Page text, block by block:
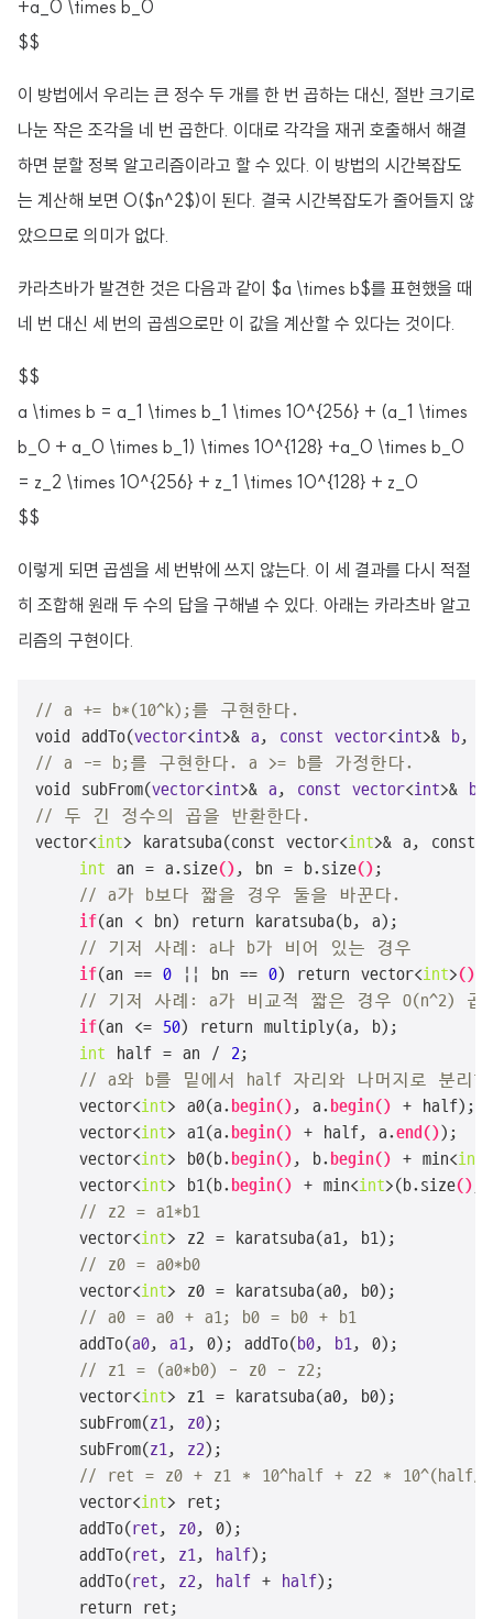
+a_0 \times b_0
$$
이 방법에서 우리는 큰 정수 두 개를 한 번 곱하는 대신, 절반 크기로
나눈 작은 조각을 네 번 곱한다. 이대로 각각을 재귀 호출해서 해결
하면 분할 정복 알고리즘이라고 할 수 있다. 이 방법의 시간복잡도
는 계산해 보면 O($n^2$)이 된다. 결국 시간복잡도가 줄어들지 않
았으므로 의미가 없다.
카라츠바가 발견한 것은 다음과 같이 $a \times b$를 표현했을 때
네 번 대신 세 번의 곱셈으로만 이 값을 계산할 수 있다는 것이다.
$$
a \times b = a_1 \times b_1 \times 10^{256} + (a_1 \times
b_0 + a_0 \times b_1) \times 10^{128} +a_0 \times b_0
= z_2 \times 10^{256} + z_1 \times 10^{128} + z_0
$$
이렇게 되면 곱셈을 세 번밖에 쓰지 않는다. 이 세 결과를 다시 적절
히 조합해 원래 두 수의 답을 구해낼 수 있다. 아래는 카라츠바 알고
리즘의 구현이다.
// a += b*(10^k);를 구현한다.
void addTo(vector<int>& a , const vector<int>& b,
// a -= b;를 구현한다. a >= b를 가정한다.
void subFrom(vector<int>& a , const vector<int>& b
// 두 긴 정수의 곱을 반환한다.
vector<int> karatsuba(const vector<int>& a, const
int an = a.size() , bn = b.size() ;
// a가 b보다 짧을 경우 둘을 바꾼다.
if(an < bn) return karatsuba(b, a);
// 기저 사례: a나 b가 비어 있는 경우
if(an == 0 || bn == 0) return vector<int>()
// 기저 사례: a가 비교적 짧은 경우 O(n^2) 곱
if(an <= 50) return multiply(a, b);
int half = an / 2;
// a와 b를 밑에서 half 자리와 나머지로 분리
    vector<
int> a0(a. begin() , a. begin() + half);
    vector<
int> a1(a. begin() + half, a.end());
    vector<
int> b0(b. begin() , b. begin() + min<int
    vector<
int> b1(b. begin() + min<int>(b.size()
// z2 = a1*b1
    vector<
int> z2 = karatsuba(a1, b1);
// z0 = a0*b0
    vector<
int> z0 = karatsuba(a0, b0);
// a0 = a0 + a1; b0 = b0 + b1
    add
To(a0, a1, 0) ; addTo(b0, b1, 0) ;
// z1 = (a0*b0) - z0 - z2;
    vector<
int> z1 = karatsuba(a0, b0);
    sub
From(z1, z0) ;
    sub
From(z1, z2) ;
// ret = z0 + z1 * 10^half + z2 * 10^(half/
    vector<
int> ret;
    add
To(ret , z0, 0) ;
    add
To(ret , z1, half) ;
    add
To(ret , z2, half + half) ;
    return ret;